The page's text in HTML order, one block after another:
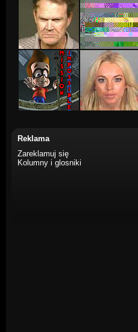
Reklama
Zareklamuj się
Kolumny i glosniki